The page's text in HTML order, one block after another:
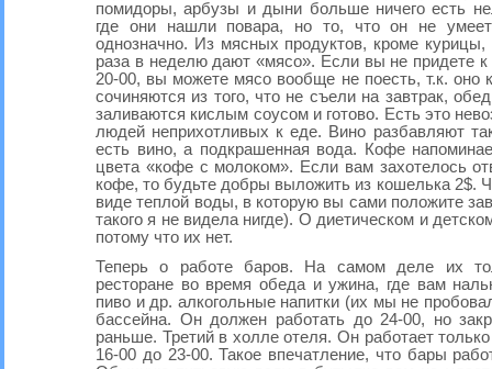
помидоры, арбузы и дыни больше ничего есть
где они нашли повара, но то, что он не умеет
однозначно. Из мясных продуктов, кроме
раза в неделю дают «мясо». Если вы не придете
20-00, вы можете мясо вообще не поесть, т.к. оно
сочиняются из того, что не съели на завтрак,
заливаются кислым соусом и готово. Есть это
людей неприхотливых к еде. Вино разбавляют
есть вино, а подкрашенная вода. Кофе
цвета «кофе с молоком». Если вам захотелось
кофе, то будьте добры выложить из кошелька 2$.
виде теплой воды, в которую вы сами положите
такого я не видела нигде). О диетическом и
потому что их нет.
Теперь о работе баров. На самом деле их
ресторане во время обеда и ужина, где вам
пиво и др. алкогольные напитки (их мы не
бассейна. Он должен работать до 24-00, но
раньше. Третий в холле отеля. Он работает
16-00 до 23-00. Такое впечатление, что бары